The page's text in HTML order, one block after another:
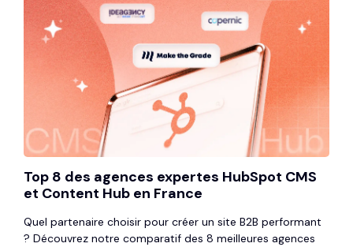
Top 8 des agences expertes HubSpot CMS
et Content Hub en France
Quel partenaire choisir pour créer un site B2B performant
? Découvrez notre comparatif des 8 meilleures agences